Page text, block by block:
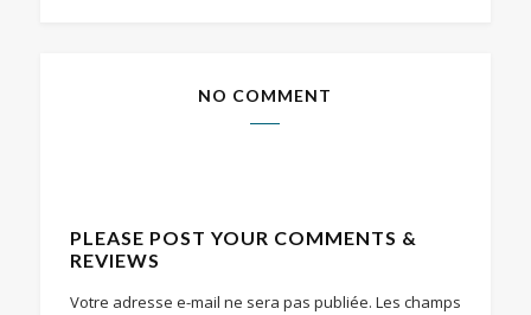
NO COMMENT
PLEASE POST YOUR COMMENTS &
REVIEWS
Votre adresse e-mail ne sera pas publiée. Les champs